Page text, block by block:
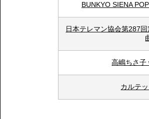
BUNKYO SIENA
日本テレマン協会第287
高嶋ちさ子
カルテ